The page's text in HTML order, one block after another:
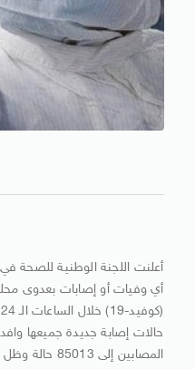
أعلنت اللجنة الوطنية للصحة
أي وفيات أو إصابات بعدوى
حالات إصابة جديدة جميعها